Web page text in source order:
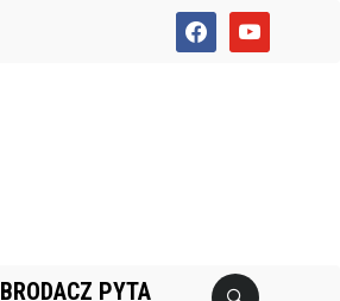
facebookyoutube
BRODACZ PYTA